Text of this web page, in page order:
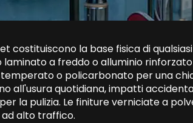
costituiscono la base fisica di
laminato a freddo o alluminio
o policarbonato per una
all'usura quotidiana, impatti
la pulizia. Le finiture verniciate a
alto traffico.